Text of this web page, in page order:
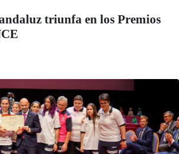
triunfa en los Premios